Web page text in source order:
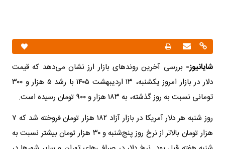
شایانیوز- بررسی آخرین روندهای بازار ارز نشان می‌دهد که قیمت
دلار در بازار امروز یکشنبه، ۱۳ اردیبهشت ۱۴۰۵ با رشد ۵ هزار و ۳۰۰
تومانی نسبت به روز گذشته، به ۱۸۳ هزار و ۹۰۰ تومان رسیده است.
روز شنبه هر دلار آمریکا در بازار آزاد ۱۸۲ هزار تومان فروخته شد که ۷
هزار تومان بالاتر از نرخ روز پنج‌شنبه و ۳۰ هزار تومان بیشتر نسبت به